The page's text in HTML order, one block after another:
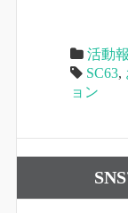
活動
SC63,
ョン